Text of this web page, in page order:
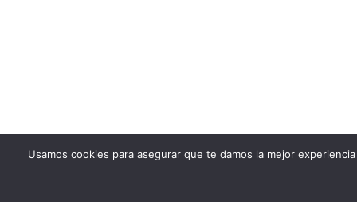
Usamos cookies para asegurar que te damos la mejor